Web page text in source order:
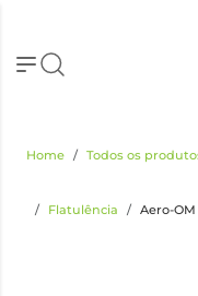
Home Todos os
Flatulência Aero-